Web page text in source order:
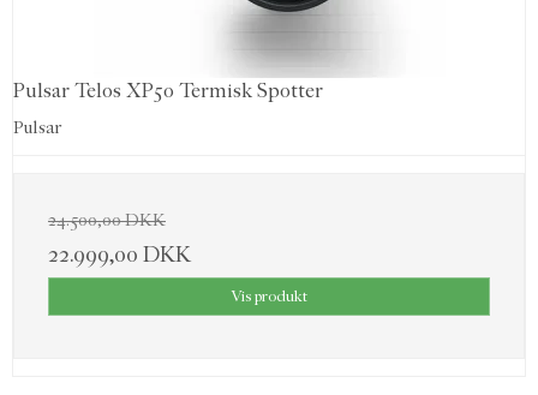
Pulsar Telos XP50 Termisk Spotter
Pulsar
24.500,00 DKK
22.999,00 DKK
Vis produkt